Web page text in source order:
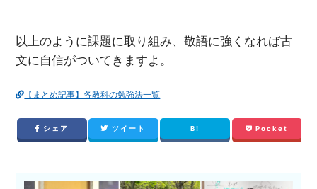
以上のように課題に取り組み、敬語に強くなれば古
文に自信がついてきますよ。
【まとめ記事】各教科の勉強法一覧
シェア ツイート B! Pocket